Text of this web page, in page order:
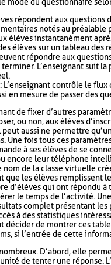
mode du questionnaire
répondent aux questions
notés au préalable
élèves instantanément
élèves sur un tableau des
répondre aux
L’enseignant suit la
L’enseignant contrôle le
en mesure de passer des
de fixer d’autres
ou non, aux élèves
aussi ne permettre
Une fois tous ces
à ses élèves de se
encore leur téléphone
de la classe virtuelle
que les élèves remplissent
d’élèves qui ont répondu
le temps de l’activité.
complet présentant
à des statistiques
décider de montrer ces
si l’entrée de cette
D’abord, elle
de tenter une réponse.